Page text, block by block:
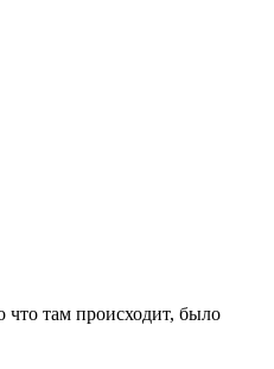
что там происходит, было